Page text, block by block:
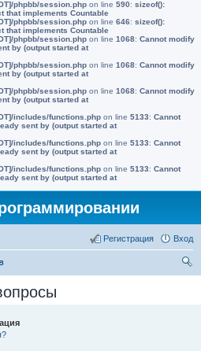
phpbb/session.php on line 590: sizeof():
that implements Countable
phpbb/session.php on line 646: sizeof():
that implements Countable
phpbb/session.php on line 1068: Cannot modify
by (output started at
phpbb/session.php on line 1068: Cannot modify
by (output started at
phpbb/session.php on line 1068: Cannot modify
by (output started at
includes/functions.php on line 5133: Cannot
sent by (output started at
includes/functions.php on line 5133: Cannot
sent by (output started at
includes/functions.php on line 5133: Cannot
sent by (output started at
Вход
Регистрация